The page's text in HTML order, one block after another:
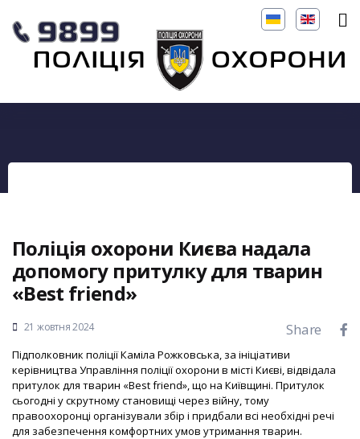
Поліція охорони Києва надала
допомогу притулку для тварин
«Best friend»
21 жовтня 2024 Share
Підполковник поліції Каміла Рожковська, за ініціативи
керівництва Управління поліції охорони в місті Києві, відвідала
притулок для тварин «Best friend», що на Київщині. Притулок
сьогодні у скрутному становищі через війну, тому
правоохоронці організували збір і придбали всі необхідні речі
для забезпечення комфортних умов утримання тварин.